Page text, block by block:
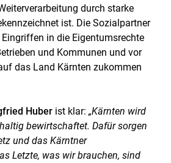
durch starke
ist. Die Sozialpartner
in die Eigentumsrechte
und Kommunen und vor
das Land Kärnten zukommen
Huberist klar: „Kärnten wird
bewirtschaftet. Dafür sorgen
und das Kärntner
Letzte, was wir brauchen, sind